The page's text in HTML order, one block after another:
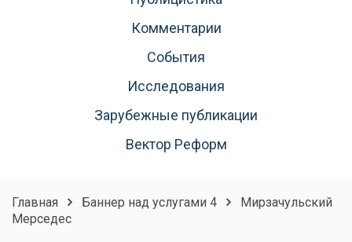
Комментарии
События
Исследования
Зарубежные публикации
Вектор Реформ
Главная Баннер над услугами 4
Мирзачульский
Мерседес